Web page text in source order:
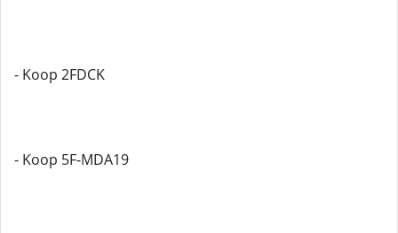
- Koop 2FDCK
- Koop 5F-MDA19